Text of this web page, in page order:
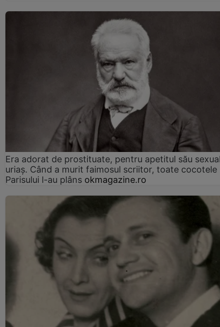
Era adorat de prostituate, pentru apetitul său
uriaș. Când a murit faimosul scriitor, toate cocotele
Parisului l-au plâns okmagazine.ro